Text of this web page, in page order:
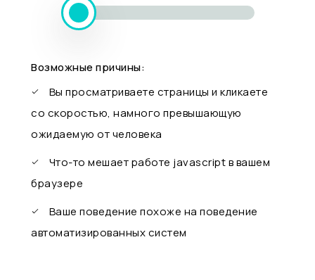
Возможные причины:
Вы просматриваете страницы и кликаете
со скоростью, намного превышающую
ожидаемую от человека
Что-то мешает работе javascript в вашем
браузере
Ваше поведение похоже на поведение
автоматизированных систем